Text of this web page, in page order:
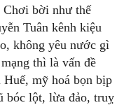
bời như thế
Tuân kênh kiệu
không yêu nước gì
thì là vấn đề
Huế, mỹ hoá bọn bịp
bóc lột, lừa đảo, truỵ